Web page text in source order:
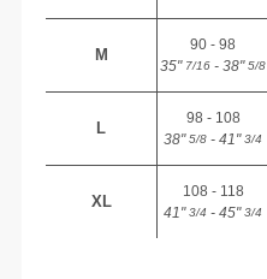
M
90 - 98
35"7/16 - 38"5/8
L
98 - 108
38"5/8 - 41"3/4
XL
108 - 118
41"3/4 - 45"3/4